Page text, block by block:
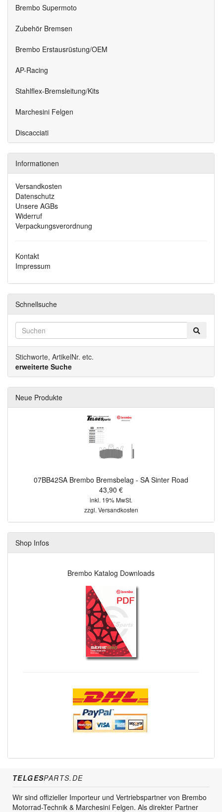
Brembo Supermoto
Zubehör Bremsen
Brembo Erstausrüstung/OEM
AP-Racing
Stahlflex-Bremsleitung/Kits
Marchesini Felgen
Discacciati
Informationen
Versandkosten
Datenschutz
Unsere AGBs
Widerruf
Verpackungsverordnung
Kontakt
Impressum
Schnellsuche
Stichworte, ArtikelNr. etc.
erweiterte Suche
Neue Produkte
07BB42SA Brembo Bremsbelag - SA Sinter Road
43,90 €
inkl. 19% MwSt.
zzgl. Versandkosten
Shop Infos
Brembo Katalog Downloads
TELGESPARTS.DE
Wir sind offizieller Importeur und Vertriebspartner von Brembo
Motorrad-Technik & Marchesini Felgen. Als direkter Partner